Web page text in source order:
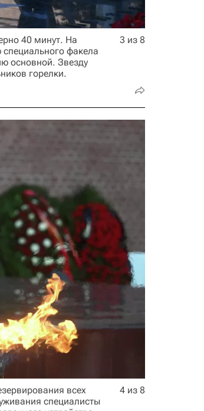
40 минут. На
факела
основной. Звезду
горелки.
3 из 8
всех
специалисты
4 из 8